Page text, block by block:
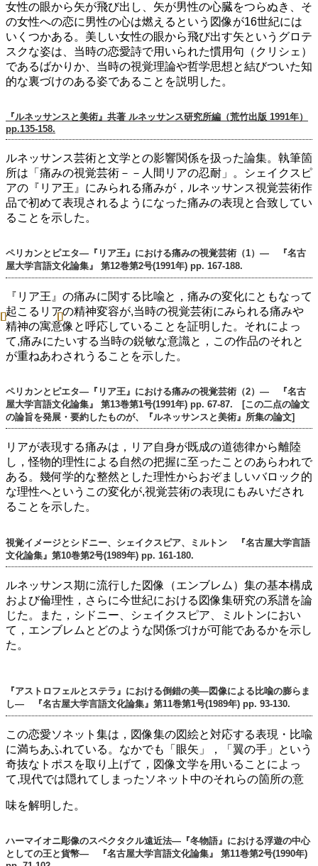
女性の眼から矢が飛び出し、矢が男性の心臓をつらぬき、そ
の女性への恋に男性の心は燃えるという図像が16世紀には
いくつかある。美しい女性の眼から飛び出す矢というグロテ
スクな姿は、当時の恋愛詩で用いられた慣用句（クリシェ）
であるばかりか、当時の視覚理論や哲学思想と結びついた知
的な裏づけのある姿であることを説明した。
『ルネッサンスと美術』共著 ルネッサンス研究所編（荒竹出版 1991年）
pp.135-158.
ルネッサンス芸術と文学との影響関係を扱った論集。執筆箇
所は「痛みの視覚芸術－－人間リアの忍耐」。シェイクスピ
アの『リア王』にみられる痛みが，ルネッサンス視覚芸術作
品で初めて表現されるようになった痛みの表現と合致してい
ることを示した。
ペリカンとピエタ―『リア王』における痛みの視覚芸術（1）― 『名古
屋大学言語文化論集』 第12巻第2号(1991年) pp. 167-188.
『リア王』の痛みに関する比喩と，痛みの変化にともなって
起こるリアの精神変容が,当時の視覚芸術にみられる痛みや
精神の寓意像と呼応していることを証明した。それによっ
て,痛みにたいする当時の鋭敏な意識と，この作品のそれと
が重ねあわされうることを示した。
ペリカンとピエタ―『リア王』における痛みの視覚芸術（2）― 『名古
屋大学言語文化論集』 第13巻第1号(1991年) pp. 67-87. [この二点の論文
の論旨を発展・要約したものが、『ルネッサンスと美術』所集の論文]
リアが表現する痛みは，リア自身が既成の道徳律から離陸
し，怪物的理性による自然の把握に至ったことのあらわれで
ある。幾何学的な整然とした理性からおぞましいバロック的
な理性へというこの変化が,視覚芸術の表現にもみいだされ
ることを示した。
視覚イメージとシドニー、シェイクスピア、ミルトン 『名古屋大学言語
文化論集』第10巻第2号(1989年) pp. 161-180.
ルネッサンス期に流行した図像（エンブレム）集の基本構成
および倫理性，さらに今世紀における図像集研究の系譜を論
じた。また，シドニー、シェイクスピア、ミルトンにおい
て，エンブレムとどのような関係づけが可能であるかを示し
た。
『アストロフェルとステラ』における倒錯の美―図像による比喩の膨らま
し― 『名古屋大学言語文化論集』第11巻第1号(1989年) pp. 93-130.
この恋愛ソネット集は，図像集の図絵と対応する表現・比喩
に満ちあふれている。なかでも「眼矢」，「翼の手」という
奇抜なトポスを取り上げて，図像文学を用いることによっ
て,現代では隠れてしまったソネット中のそれらの箇所の意
味を解明した。
ハーマイオニ彫像のスペクタクル遠近法―『冬物語』における浮遊の中心
としての王と貨幣― 『名古屋大学言語文化論集』 第11巻第2号(1990年)